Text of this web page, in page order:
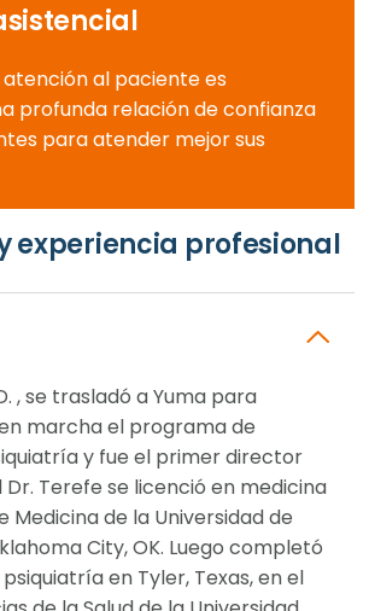
atención al paciente es
profunda relación de confianza
para atender mejor sus
experiencia profesional
, se trasladó a Yuma para
marcha el programa de
y fue el primer director
Terefe se licenció en medicina
Medicina de la Universidad de
City, OK. Luego completó
en Tyler, Texas, en el